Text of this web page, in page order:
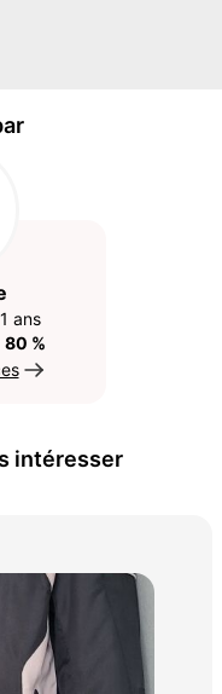
ans
80 %
intéresser